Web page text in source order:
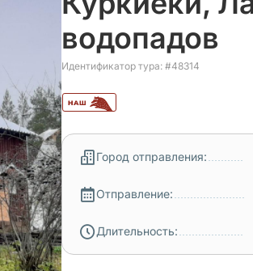
водопадов
Идентификатор тура: #48314
Город отправления:
Отправление:
Длительность: